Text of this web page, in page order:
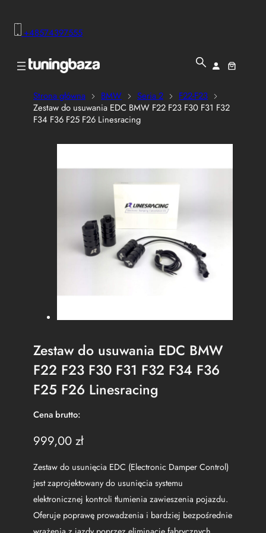
+48574397555
Strona główna BMW Seria 2
F22-F23
Zestaw do usuwania EDC BMW F22 F23 F30 F31 F32
F34 F36 F25 F26 Linesracing
Zestaw do usuwania EDC BMW
F22 F23 F30 F31 F32 F34 F36
F25 F26 Linesracing
Cena brutto:
999,00 zł
Zestaw do usunięcia EDC (Electronic Damper Control)
jest zaprojektowany do usunięcia systemu
elektronicznej kontroli tłumienia zawieszenia pojazdu.
Oferuje poprawę prowadzenia i bardziej bezpośrednie